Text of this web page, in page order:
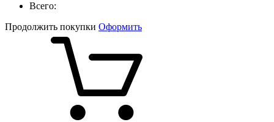
Всего:
Продолжить покупки Оформить